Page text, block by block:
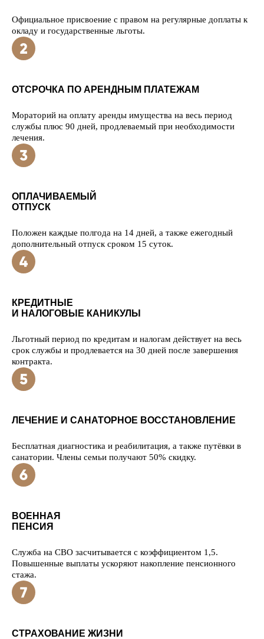
Официальное присвоение с правом на регулярные доплаты к
окладу и государственные льготы.
ОТСРОЧКА ПО АРЕНДНЫМ ПЛАТЕЖАМ
Мораторий на оплату аренды имущества на весь период
службы плюс 90 дней, продлеваемый при необходимости
лечения.
ОПЛАЧИВАЕМЫЙ
ОТПУСК
Положен каждые полгода на 14 дней, а также ежегодный
дополнительный отпуск сроком 15 суток.
КРЕДИТНЫЕ
И НАЛОГОВЫЕ КАНИКУЛЫ
Льготный период по кредитам и налогам действует на весь
срок службы и продлевается на 30 дней после завершения
контракта.
ЛЕЧЕНИЕ И САНАТОРНОЕ ВОССТАНОВЛЕНИЕ
Бесплатная диагностика и реабилитация, а также путёвки в
санатории. Члены семьи получают 50% скидку.
ВОЕННАЯ
ПЕНСИЯ
Служба на СВО засчитывается с коэффициентом 1,5.
Повышенные выплаты ускоряют накопление пенсионного
стажа.
СТРАХОВАНИЕ ЖИЗНИ